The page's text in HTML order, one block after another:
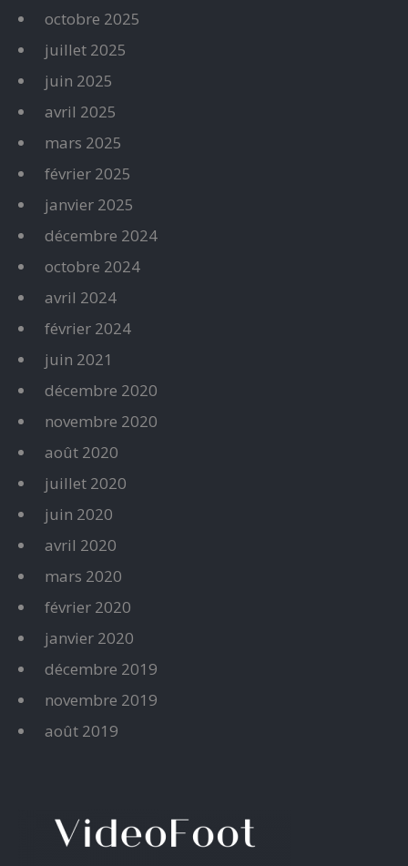
octobre 2025
juillet 2025
juin 2025
avril 2025
mars 2025
février 2025
janvier 2025
décembre 2024
octobre 2024
avril 2024
février 2024
juin 2021
décembre 2020
novembre 2020
août 2020
juillet 2020
juin 2020
avril 2020
mars 2020
février 2020
janvier 2020
décembre 2019
novembre 2019
août 2019